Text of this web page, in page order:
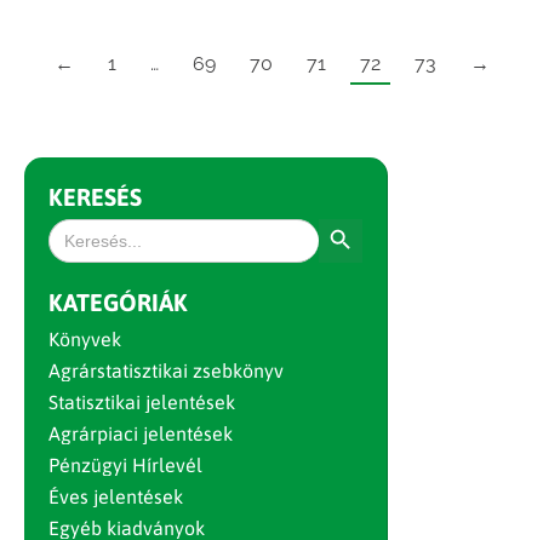
← 1 … 69 70 71 72 73 →
KERESÉS
Search
for:
KATEGÓRIÁK
Könyvek
Agrárstatisztikai zsebkönyv
Statisztikai jelentések
Agrárpiaci jelentések
Pénzügyi Hírlevél
Éves jelentések
Egyéb kiadványok